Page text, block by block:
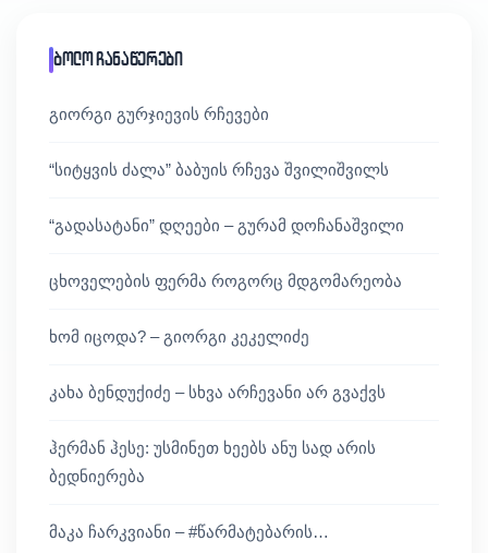
ბოლო ჩანაწერები
გიორგი გურჯიევის რჩევები
“სიტყვის ძალა” ბაბუის რჩევა შვილიშვილს
“გადასატანი” დღეები – გურამ დოჩანაშვილი
ცხოველების ფერმა როგორც მდგომარეობა
ხომ იცოდა? – გიორგი კეკელიძე
კახა ბენდუქიძე – სხვა არჩევანი არ გვაქვს
ჰერმან ჰესე: უსმინეთ ხეებს ანუ სად არის
ბედნიერება
მაკა ჩარკვიანი – #წარმატებარის…